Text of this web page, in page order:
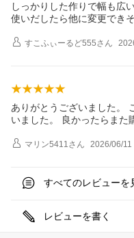
しっかりした作りで幅も広
使いだしたら他に変更でき
すこふぃーるど555さん
ありがとうございました。
いました。 良かったらまた
マリン5411さん 2026/06/11
すべてのレビューを
レビューを書く